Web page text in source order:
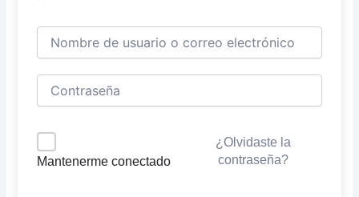
Mantenerme conectado
¿Olvidaste la
contraseña?